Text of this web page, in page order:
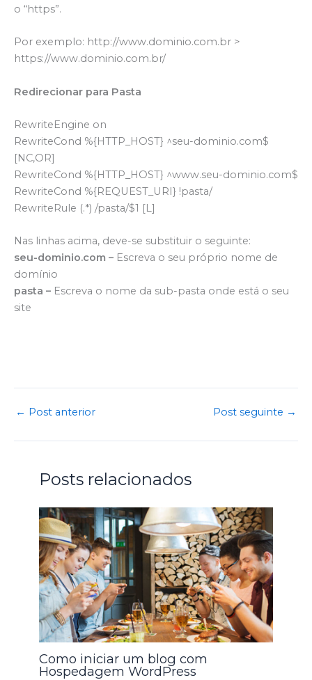
o “https”.
Por exemplo: http://www.dominio.com.br >
https://www.dominio.com.br/
Redirecionar para Pasta
RewriteEngine on
RewriteCond %{HTTP_HOST} ^seu-dominio.com$
[NC,OR]
RewriteCond %{HTTP_HOST} ^www.seu-dominio.com$
RewriteCond %{REQUEST_URI} !pasta/
RewriteRule (.*) /pasta/$1 [L]
Nas linhas acima, deve-se substituir o seguinte:
seu-dominio.com – Escreva o seu próprio nome de
domínio
pasta – Escreva o nome da sub-pasta onde está o seu
site
← Post anterior Post seguinte →
Posts relacionados
Como iniciar um blog com
Hospedagem WordPress